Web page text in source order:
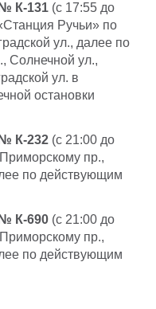
К-131 (с 17:55 до
Ручьи» по
ул., далее по
Солнечной ул.,
ул. в
остановки
К-232 (с 21:00 до
пр.,
по действующим
К-690 (с 21:00 до
пр.,
по действующим